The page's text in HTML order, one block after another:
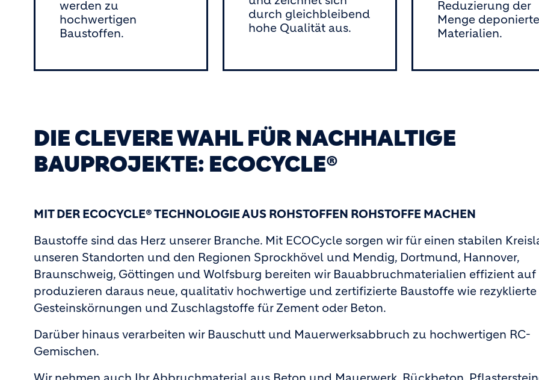
werden zu
hochwertigen
Baustoffen.
durch gleichbleibend
hohe Qualität aus.
Reduzierung der
Menge
Materialien.
DIE CLEVERE WAHL FÜR NACHHALTIGE
BAUPROJEKTE: ECOCYCLE®
MIT DER ECOCYCLE® TECHNOLOGIE AUS ROHSTOFFEN ROHSTOFFE MACHEN
Baustoffe sind das Herz unserer Branche. Mit ECOCycle sorgen wir für einen stabilen
unseren Standorten und den Regionen Sprockhövel und Mendig, Dortmund, Hannover,
Braunschweig, Göttingen und Wolfsburg bereiten wir Bauabbruchmaterialien effizient
produzieren daraus neue, qualitativ hochwertige und zertifizierte Baustoffe wie rezyklierte
Gesteinskörnungen und Zuschlagstoffe für Zement oder Beton.
Darüber hinaus verarbeiten wir Bauschutt und Mauerwerksabbruch zu hochwertigen RC-
Gemischen.